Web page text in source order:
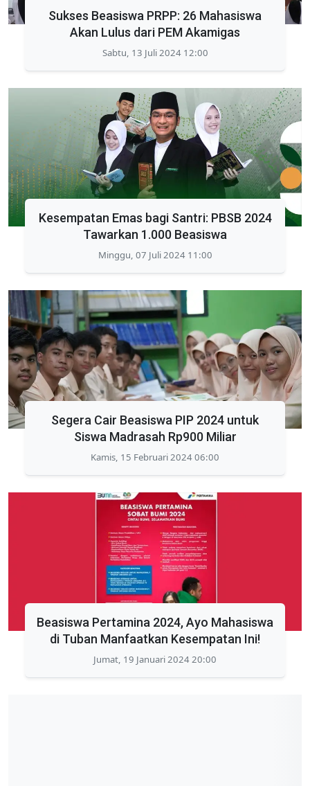
Sukses Beasiswa PRPP: 26 Mahasiswa
Akan Lulus dari PEM Akamigas
Sabtu, 13 Juli 2024 12:00
Kesempatan Emas bagi Santri: PBSB 2024
Tawarkan 1.000 Beasiswa
Minggu, 07 Juli 2024 11:00
Segera Cair Beasiswa PIP 2024 untuk
Siswa Madrasah Rp900 Miliar
Kamis, 15 Februari 2024 06:00
Beasiswa Pertamina 2024, Ayo Mahasiswa
di Tuban Manfaatkan Kesempatan Ini!
Jumat, 19 Januari 2024 20:00